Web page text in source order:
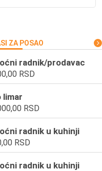
ZA POSAO
radnik/prodavac
RSD
limar
RSD
radnik u kuhinji
RSD
radnik u kuhinji